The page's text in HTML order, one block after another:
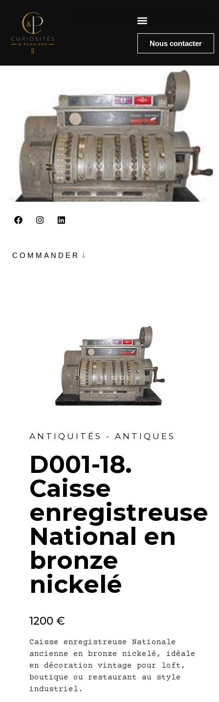
Nous contacter
COMMANDER
ANTIQUITÉS - ANTIQUES
D001-18.
Caisse
enregistreuse
National en
bronze
nickelé
1200 €
Caisse enregistreuse Nationale
ancienne en bronze nickelé, idéale
en décoration vintage pour loft,
boutique ou restaurant au style
industriel.